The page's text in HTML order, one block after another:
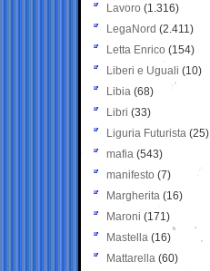
Lavoro (1.316)
LegaNord (2.411)
Letta Enrico (154)
Liberi e Uguali (10)
Libia (68)
Libri (33)
Liguria Futurista (25)
mafia (543)
manifesto (7)
Margherita (16)
Maroni (171)
Mastella (16)
Mattarella (60)